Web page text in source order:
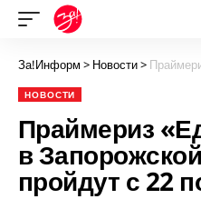
За!Информ > Новости> Праймериз
НОВОСТИ
Праймериз
в
пройдут с 22